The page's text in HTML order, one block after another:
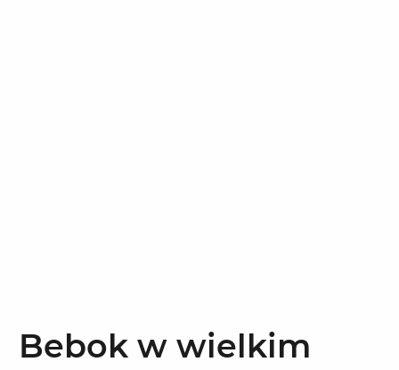
Bebok w wielkim